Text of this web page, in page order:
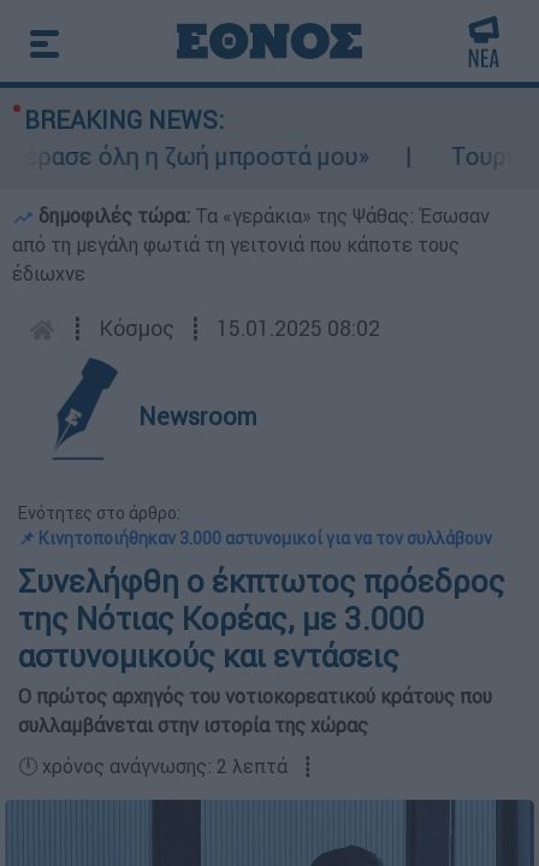
BREAKING NEWS:
όλη η ζωή μπροστά μου»
Τουρισμός
δημοφιλές τώρα: Τα «γεράκια» της Ψάθας: Έσωσαν
από τη μεγάλη φωτιά τη γειτονιά που κάποτε τους
έδιωχνε
┋ Κόσμος ┋ 15.01.2025 08:02
Newsroom
Ενότητες στο άρθρο:
📌 Κινητοποιήθηκαν 3.000 αστυνομικοί για να τον συλλάβουν
Συνελήφθη ο έκπτωτος πρόεδρος
της Νότιας Κορέας, με 3.000
αστυνομικούς και εντάσεις
Ο πρώτος αρχηγός του νοτιοκορεατικού κράτους που
συλλαμβάνεται στην ιστορία της χώρας
🕛 χρόνος ανάγνωσης: 2 λεπτά ┋